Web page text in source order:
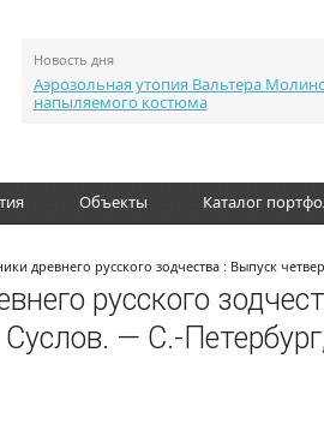
Новость дня
Аэрозольная утопия Вальтера
напыляемого костюма
Объекты Каталог
древнего русского зодчества : Выпуск
русского
— С.-